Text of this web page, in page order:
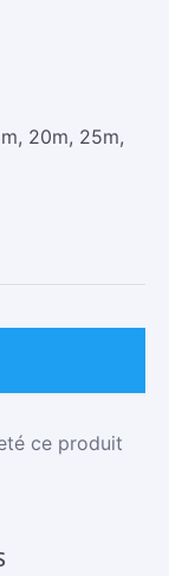
20m, 25m,
ce produit